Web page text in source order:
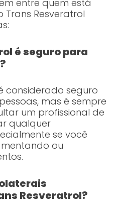
entre quem está
Resveratrol
é seguro para
considerado seguro
mas é sempre
um profissional de
qualquer
se você
ou
Resveratrol?